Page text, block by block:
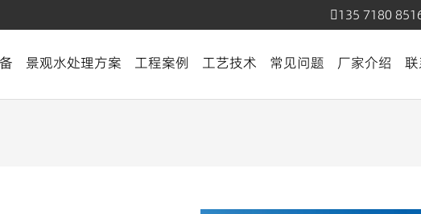
135 7180
景观水处理方案 工程案例 工艺技术 常见问题 厂家介绍